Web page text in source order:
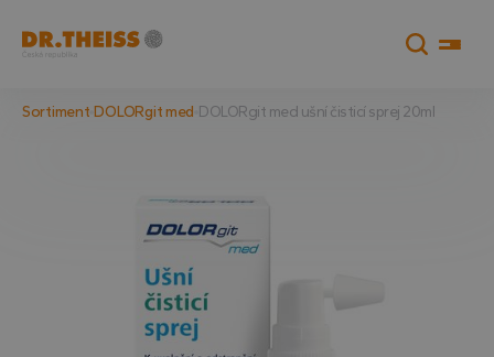
Sortiment DOLORgit med DOLORgit med ušní čisticí sprej 20ml